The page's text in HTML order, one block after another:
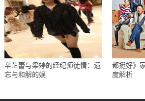
辛芷蕾与梁婷的经纪师徒情：遗
忘与和解的娱
都挺好》
度解析